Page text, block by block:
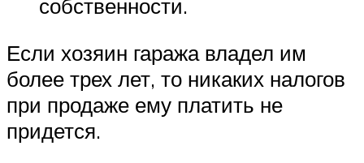
собственности.
Если хозяин гаража владел им
более трех лет, то никаких налогов
при продаже ему платить не
придется.